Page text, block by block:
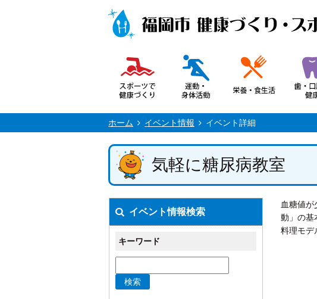
ホーム イベント情報 イベント詳細
気軽に糖尿病教室
血糖値
動」の基
料理モデ
イベント情報検索
キーワード
検索